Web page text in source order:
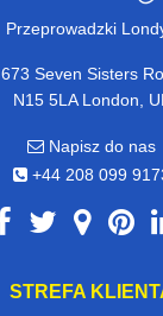
Przeprowadzki
673 Seven Sisters
N15 5LA London,
Napisz do nas
+44 208 099
STREFA